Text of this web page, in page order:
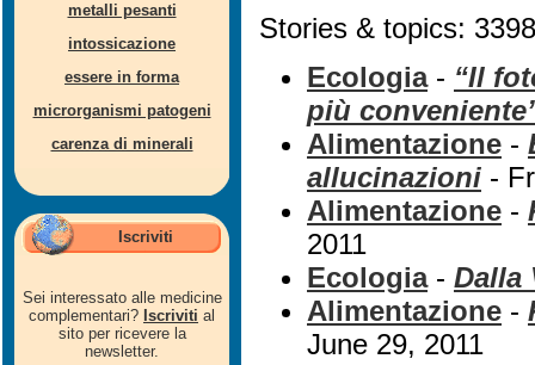
metalli pesanti
intossicazione
essere in forma
microrganismi patogeni
carenza di minerali
Iscriviti
Sei interessato alle medicine
complementari? Iscriviti al
sito per ricevere la
newsletter.
Stories & topics:
Ecologia- “Il
più
Alimentazione -
allucinazioni -
Alimentazione -
2011
Ecologia- Dalla
Alimentazione -
June 29, 2011